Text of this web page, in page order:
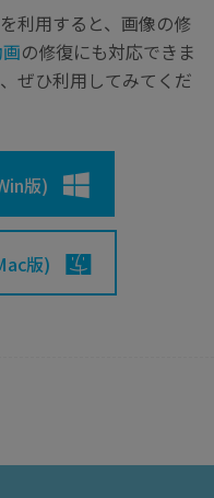
利用すると、画像の修
の修復にも対応できま
ぜひ利用してみてくだ
版)
版)